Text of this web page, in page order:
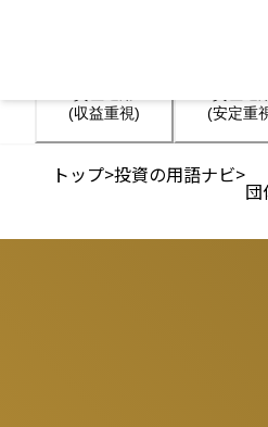
(収益重視)
(安定重
トップ>投資の用語ナビ>
団